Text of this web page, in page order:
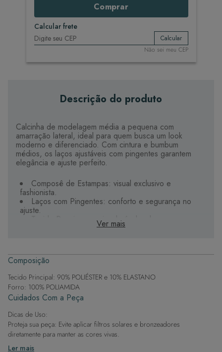
Comprar
Calcular frete
Calcular
Não sei meu CEP
Descrição do produto
Calcinha de modelagem média a pequena com
amarração lateral, ideal para quem busca um look
moderno e diferenciado. Com cintura e bumbum
médios, os laços ajustáveis com pingentes garantem
elegância e ajuste perfeito.
Composê de Estampas: visual exclusivo e
fashionista.
Laços com Pingentes: conforto e segurança no
ajuste.
Tecido Premium: macio, durável e de secagem
ilustrado.
Aposte nessa peça para destacar seu estilo com
conforto.
Ver mais
Composição
Tecido Principal: 90% POLIÉSTER e 10% ELASTANO
Forro: 100% POLIAMIDA
Cuidados Com a Peça
Dicas de Uso:
Proteja sua peça: Evite aplicar filtros solares e bronzeadores
diretamente para manter as cores vivas.
Após a piscina: Lembre-se de que o cloro pode desgastar o tecido,
Ler mais